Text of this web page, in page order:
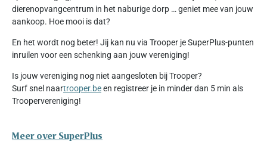
dierenopvangcentrum in het naburige dorp … geniet mee van jouw
aankoop. Hoe mooi is dat?
En het wordt nog beter! Jij kan nu via Trooper je SuperPlus-punten
inruilen voor een schenking aan jouw vereniging!
Is jouw vereniging nog niet aangesloten bij Trooper?
Surf snel naartrooper.been registreer je in minder dan 5 min als
Troopervereniging!
Meer over SuperPlus